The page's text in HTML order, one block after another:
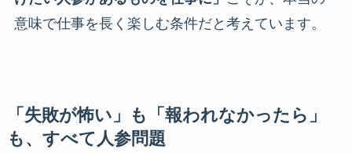
意味で仕事を長く楽しむ条件だと考えています。
「失敗が怖い」も「報われなかったら」
も、すべて人参問題